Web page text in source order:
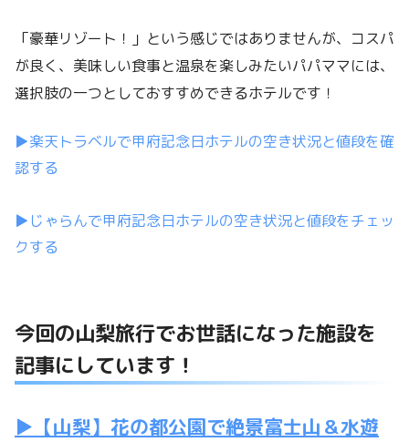
「豪華リゾート！」という感じではありませんが、コスパ
が良く、美味しい食事と温泉を楽しみたいパパママには、
選択肢の一つとしておすすめできるホテルです！
▶楽天トラベルで甲府記念日ホテルの空き状況と値段を確
認する
▶じゃらんで甲府記念日ホテルの空き状況と値段をチェッ
クする
今回の山梨旅行でお世話になった施設を
記事にしています！
▶【山梨】花の都公園で絶景富士山＆水遊